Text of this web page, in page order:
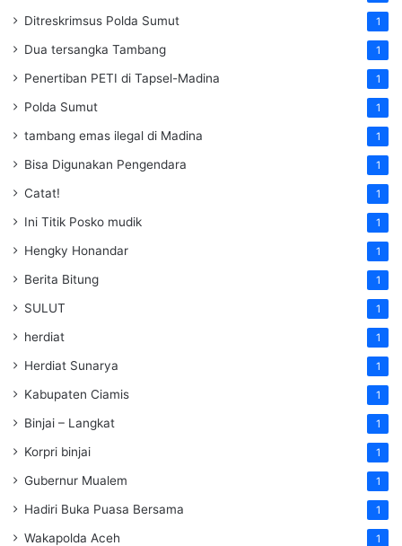
Ditreskrimsus Polda Sumut 1
Dua tersangka Tambang 1
Penertiban PETI di Tapsel-Madina 1
Polda Sumut 1
tambang emas ilegal di Madina 1
Bisa Digunakan Pengendara 1
Catat! 1
Ini Titik Posko mudik 1
Hengky Honandar 1
Berita Bitung 1
SULUT 1
herdiat 1
Herdiat Sunarya 1
Kabupaten Ciamis 1
Binjai – Langkat 1
Korpri binjai 1
Gubernur Mualem 1
Hadiri Buka Puasa Bersama 1
Wakapolda Aceh 1